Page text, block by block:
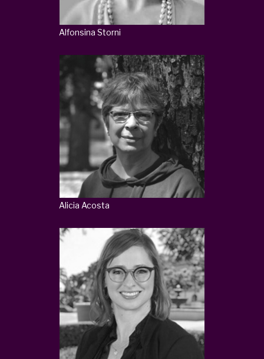
Alfonsina Storni
Alicia Acosta